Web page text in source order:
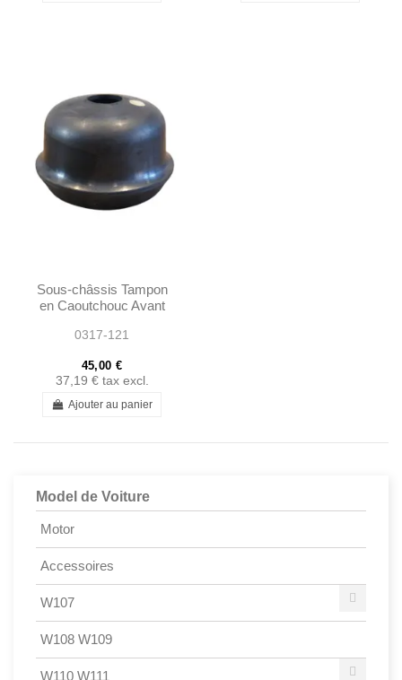
Sous-châssis Tampon
en Caoutchouc Avant
1803330365
0317-121
45,00 €
37,19 € tax excl.
Ajouter au panier
Model de Voiture
Motor
Accessoires
W107
W108 W109
W110 W111